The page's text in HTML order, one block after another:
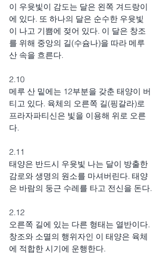
이 우윳빛이 감도는 달은 왼쪽 겨드랑이
에 있다. 또 하나의 달은 순수한 우윳빛
이 나고 기쁨에 젖어 있다. 이 달은 창조
를 위해 중앙의 길(수슘나)을 따라 메루
산 속을 흐른다.
2.10
메루 산 밑에는 12부분을 갖춘 태양이 버
티고 있다. 육체의 오른쪽 길(핑갈라)로
프라자파티신은 빛을 이용해 위로 오른
다.
2.11
태양은 반드시 우윳빛 나는 달이 방출한
감로와 생명의 원소를 마셔버린다. 태양
은 바람의 둥근 수레를 타고 전신을 돈다.
2.12
오른쪽 길에 있는 다른 형태는 열반이다.
창조와 소멸의 행위자인 이 태양은 육체
에 적합한 시기에 운행한다.